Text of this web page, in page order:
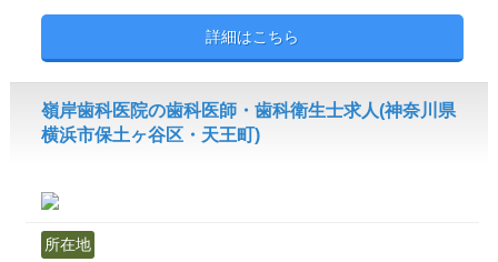
詳細はこちら
嶺岸歯科医院の歯科医師・歯科衛生士求人(神奈川県
横浜市保土ヶ谷区・天王町)
所在地